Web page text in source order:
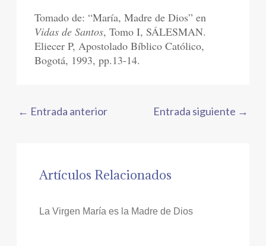
Tomado de: “María, Madre de Dios” en
Vidas de Santos, Tomo I, SÁLESMAN.
Eliecer P, Apostolado Bíblico Católico,
Bogotá, 1993, pp.13-14.
← Entrada anterior Entrada siguiente →
Artículos Relacionados
La Virgen María es la Madre de Dios